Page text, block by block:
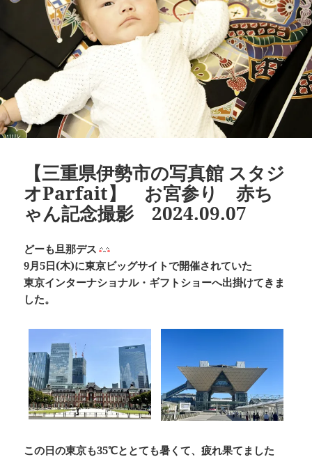
【三重県伊勢市の写真館 スタジ
オParfait】 お宮参り 赤ち
ゃん記念撮影 2024.09.07
どーも旦那デス
9月5日(木)に東京ビッグサイトで開催されていた
東京インターナショナル・ギフトショーへ出掛けてきま
した。
この日の東京も35℃ととても暑くて、疲れ果てました